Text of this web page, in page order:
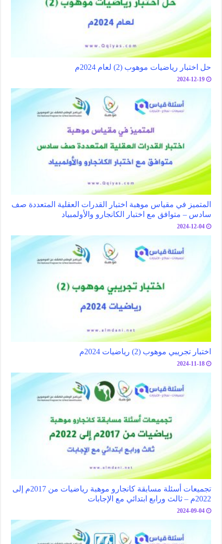
حل اختبار رياضيات موهوب (2) لعام 2024م
2024-12-19
المتميز في مقياس موهبة اختبار القدرات العقلية المتعددة صف
سادس – متوافق مع اختبار الكانجارو والأولمبياد
2024-12-04
اختبار تجريبي موهوب (2) رياضيات 2024م
2024-11-18
تجميعات أسئلة مسابقة كانجارو موهبة رياضيات من 2017م إلى
2022م – ثالث ورابع ابتدائي مع الإجابات
2024-09-04